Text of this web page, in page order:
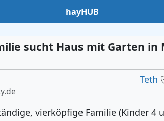
hayHUB
sucht Haus mit Garten in
Teth
vierköpfige Familie (Kinder 4